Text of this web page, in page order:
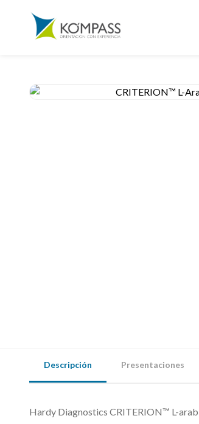
Descripción Presentaciones
Hardy Diagnostics CRITERION™ L-